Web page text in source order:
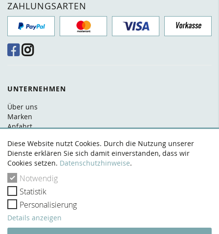
Diese Website nutzt Cookies. Durch die Nutzung unserer
Dienste erklären Sie sich damit einverstanden, dass wir
Cookies setzen. Datenschutzhinweise.
Notwendig
Statistik
Personalisierung
Details anzeigen
ZAHLUNGSARTEN
UNTERNEHMEN
Über uns
Marken
Anfahrt
Kontakt
RECHTLICHES
AGB
Datenschutz
Widerrufsrecht
Zahlung & Versand
Impressum